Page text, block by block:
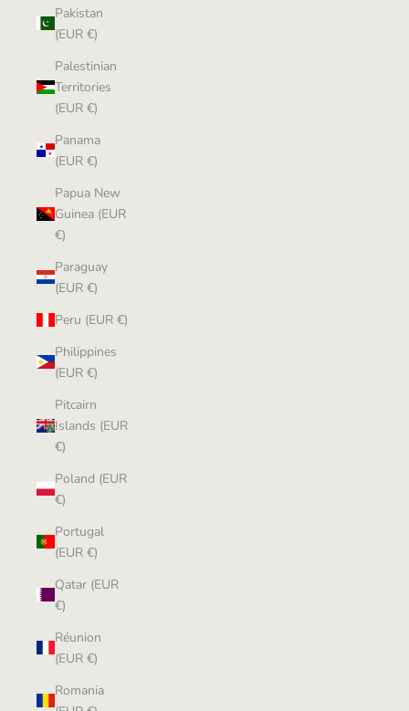
Pakistan
(EUR €)
Palestinian
Territories
(EUR €)
Panama
(EUR €)
Papua New
Guinea (EUR
€)
Paraguay
(EUR €)
Peru (EUR €)
Philippines
(EUR €)
Pitcairn
Islands (EUR
€)
Poland (EUR
€)
Portugal
(EUR €)
Qatar (EUR
€)
Réunion
(EUR €)
Romania